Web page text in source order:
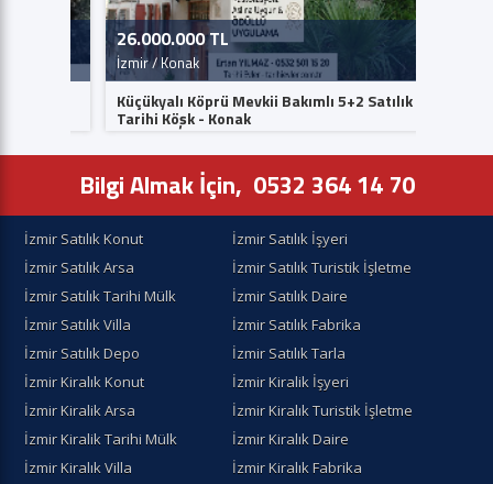
26.000.000 TL
İzmir / Konak
Küçükyalı Köprü Mevkii Bakımlı 5+2 Satılık
Tarihi Köşk - Konak
Bilgi Almak İçin, 0532 364 14 70
İzmir Satılık Konut
İzmir Satılık İşyeri
İzmir Satılık Arsa
İzmir Satılık Turistik İşletme
İzmir Satılık Tarihi Mülk
İzmir Satılık Daire
İzmir Satılık Villa
İzmir Satılık Fabrika
İzmir Satılık Depo
İzmir Satılık Tarla
İzmir Kiralık Konut
İzmir Kiralik İşyeri
İzmir Kiralik Arsa
İzmir Kiralık Turistik İşletme
İzmir Kiralik Tarihi Mülk
İzmir Kiralık Daire
İzmir Kiralık Villa
İzmir Kiralık Fabrika